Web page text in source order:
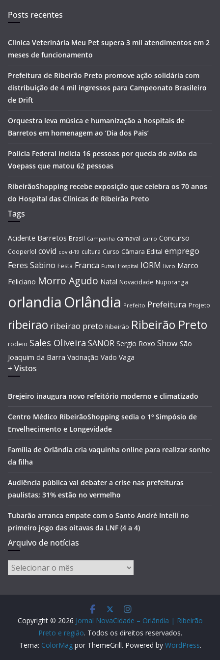
Posts recentes
Clínica Veterinária Meu Pet supera 3 mil atendimentos em 2
meses de funcionamento
Prefeitura de Ribeirão Preto promove ação solidária com
distribuição de 4 mil ingressos para Campeonato Brasileiro
de Drift
Orquestra leva música e humanização a hospitais de
Barretos em homenagem ao ‘Dia dos Pais’
Polícia Federal indicia 16 pessoas por queda do avião da
Voepass que matou 62 pessoas
RibeirãoShopping recebe exposição que celebra os 70 anos
do Hospital das Clínicas de Ribeirão Preto
Tags
Acidente Barretos Brasil Campanha carnaval carro Concurso
Cooperlol covid covid-19 cultura Curso Câmara Edital emprego
Feres Sabino Festa Franca Futsal Hospital IORM livro Marco
Feliciano Morro Agudo Natal Novacidade Nuporanga
orlandia Orlândia Prefeito Prefeitura Projeto
ribeirao ribeirao preto Ribeirão Ribeirão Preto
rodeio Sales Oliveira SANOR Sergio Roxo Show São
Joaquim da Barra Vacinação Vado Vaga
+ Vistos
Brejeiro inaugura novo refeitório moderno e climatizado
Centro Médico RibeirãoShopping sedia o 1º Simpósio de
Envelhecimento e Longevidade
Família de Orlândia cria vaquinha online para realizar sonho
da filha
Audiência pública vai debater a crise nas prefeituras
paulistas; 31% estão no vermelho
Tubarão arranca empate com o Santo André Intelli no
primeiro jogo das oitavas da LNF (4 a 4)
Arquivo de notícias
Arquivo
Copyright © 2026 Jornal NovaCidade – Orlândia | Ribeirão
Preto e região. Todos os direitos reservados.
Tema: ColorMagpor ThemeGrill. Powered by WordPress.